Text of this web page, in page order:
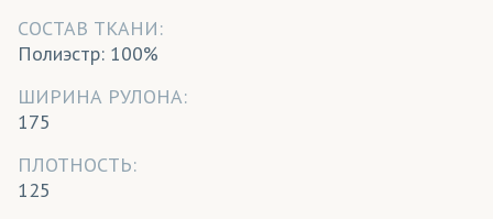
CОСТАВ ТКАНИ:
Полиэстр: 100%
ШИРИНА РУЛОНА:
175
ПЛОТНОСТЬ:
125